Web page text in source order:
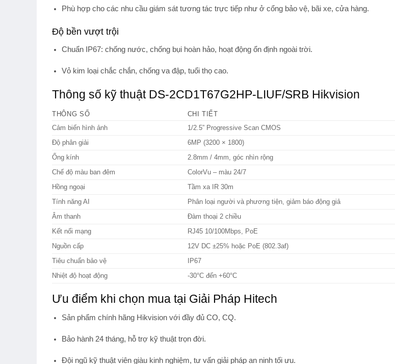
Phù hợp cho các nhu cầu giám sát tương tác trực tiếp như ở cổng bảo vệ, bãi xe, cửa hàng.
Độ bền vượt trội
Chuẩn IP67: chống nước, chống bụi hoàn hảo, hoạt động ổn định ngoài trời.
Vỏ kim loại chắc chắn, chống va đập, tuổi thọ cao.
Thông số kỹ thuật DS-2CD1T67G2HP-LIUF/SRB Hikvision
THÔNG SỐ
CHI TIẾT
Cảm biến hình ảnh
1/2.5” Progressive Scan CMOS
Độ phân giải
6MP (3200 × 1800)
Ống kính
2.8mm / 4mm, góc nhìn rộng
Chế độ màu ban đêm
ColorVu – màu 24/7
Hồng ngoại
Tầm xa IR 30m
Tính năng AI
Phân loại người và phương tiện, giảm báo động giả
Âm thanh
Đàm thoại 2 chiều
Kết nối mạng
RJ45 10/100Mbps, PoE
Nguồn cấp
12V DC ±25% hoặc PoE (802.3af)
Tiêu chuẩn bảo vệ
IP67
Nhiệt độ hoạt động
-30°C đến +60°C
Ưu điểm khi chọn mua tại Giải Pháp Hitech
Sản phẩm chính hãng Hikvisionvới đầy đủ CO, CQ.
Bảo hành 24 tháng, hỗ trợ kỹ thuật trọn đời.
Đội ngũ kỹ thuật viên giàu kinh nghiệm, tư vấn giải pháp an ninh tối ưu.